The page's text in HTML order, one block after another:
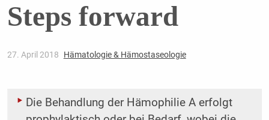
Steps forward
27. April 2018 Hämatologie & Hämostaseologie
Die Behandlung der Hämophilie A erfolgt